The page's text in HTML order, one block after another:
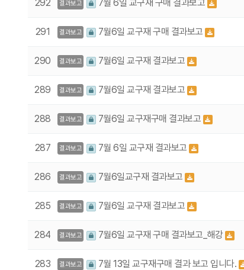
292 결과보고 7월 6일 교구재 구매 결과보고
291 결과보고 7월6일 교구재 구매 결과보고
290 결과보고 7월6일 교구재 결과보고
289 결과보고 7월6일 교구재 결과보고
288 결과보고 7월6일 교구재구매 결과보고
287 결과보고 7월 6일 교구재 결과보고
286 결과보고 7월6일교구재 결과보고
285 결과보고 7월6일 교구재 결과보고
284 결과보고 7월6일 교구재 구매 결과보고_해강
283 결과보고 7월 13일 교구재구매 결과 보고 입니다.